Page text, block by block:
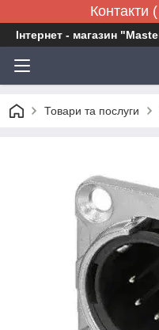
Контакти
Інтернет - магазин
Товари та послуги